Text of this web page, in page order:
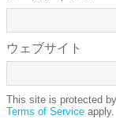
ウェブサイト
This site is protected
Terms of Service apply.